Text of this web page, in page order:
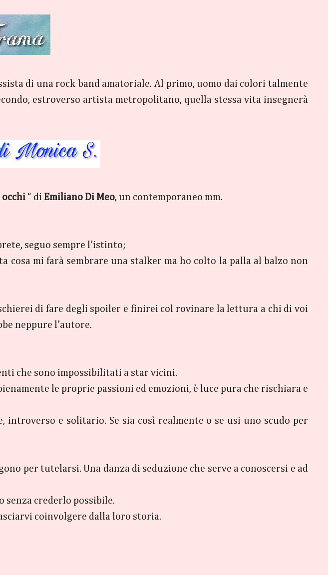
di una rock band amatoriale. Al primo, uomo dai colori talmente
estroverso artista metropolitano, quella stessa vita insegnerà
occhi “ di Emiliano Di Meo, un contemporaneo mm.
seguo sempre l’istinto;
cosa mi farà sembrare una stalker ma ho colto la palla al balzo non
di fare degli spoiler e finirei col rovinare la lettura a chi di voi
neppure l’autore.
che sono impossibilitati a star vicini.
le proprie passioni ed emozioni, è luce pura che rischiara e
introverso e solitario. Se sia così realmente o se usi uno scudo per
per tutelarsi. Una danza di seduzione che serve a conoscersi e ad
senza crederlo possibile.
coinvolgere dalla loro storia.